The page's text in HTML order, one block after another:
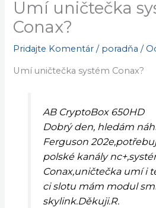
Umí uničtečka
Conax?
Pridajte Komentár / poradňa /
Umí uničtečka systém Conax?
AB CryptoBox 650HD
Dobrý den, hledám
Ferguson
polské kanály
Conax,uničtečka umí i
ci slotu mám modul
skylink.Děkuji.R.